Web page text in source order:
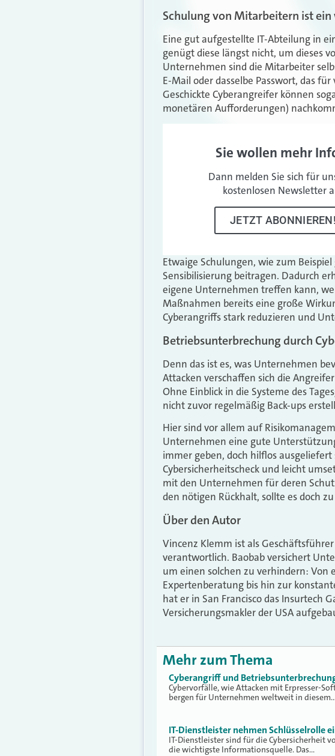
Schulung von Mitarbeitern ist
Eine gut aufgestellte IT-Abteilung in
genügt diese längst nicht, um dieses
Unternehmen sind die Mitarbeiter
E-Mail oder dasselbe Passwort, das
Geschickte Cyberangreifer können
monetären Aufforderungen)
Sie wollen mehr
Dann melden Sie sich für
kostenlosen Newsletter
JETZT ABONNIEREN!
Etwaige Schulungen, wie zum
Sensibilisierung beitragen. Dadurch
eigene Unternehmen treffen kann,
Maßnahmen bereits eine große
Cyberangriffs stark reduzieren und
Betriebsunterbrechung durch
Denn das ist es, was Unternehmen
Attacken verschaffen sich die
Ohne Einblick in die Systeme des
nicht zuvor regelmäßig Back-ups
Hier sind vor allem auf
Unternehmen eine gute
immer geben, doch hilflos
Cybersicherheitscheck und leicht
mit den Unternehmen für deren
den nötigen Rückhalt, sollte es doch
Über den Autor
Vincenz Klemm ist als
verantwortlich. Baobab versichert
um einen solchen zu verhindern: Von
Expertenberatung bis hin zur
hat er in San Francisco das Insurtech
Versicherungsmakler der USA
Mehr zum Thema
Cyberangriff und
Cybervorfälle, wie Attacken mit Erpresser-
bergen für Unternehmen weltweit in
IT-Dienstleister nehmen Schlüsselrolle
IT-Dienstleister sind für die Cybersicherheit
die wichtigste Informationsquelle. Das…